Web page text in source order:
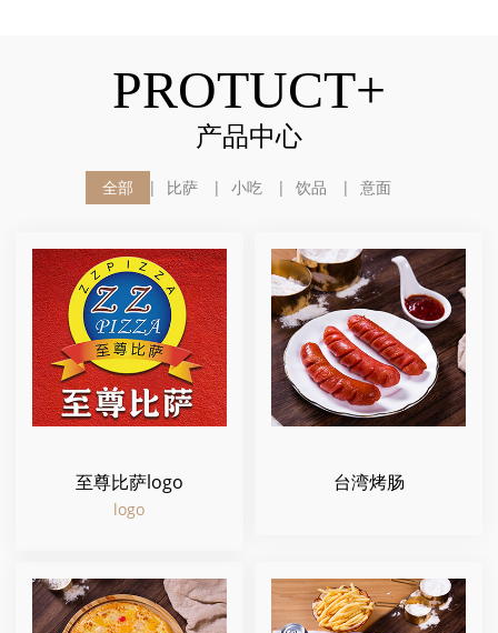
PROTUCT+
产品中心
全部 比萨 小吃 饮品 意面
至尊比萨logo
logo
台湾烤肠